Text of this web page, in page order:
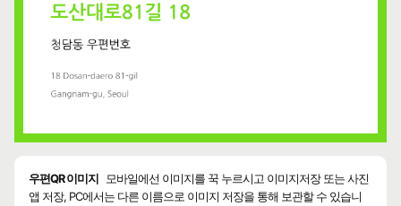
우편QR 이미지
모바일에선 이미지를 꾹 누르시고 이미지저장 또는 사진
앱 저장, PC에서는 다른 이름으로 이미지 저장을 통해 보관할 수 있습니